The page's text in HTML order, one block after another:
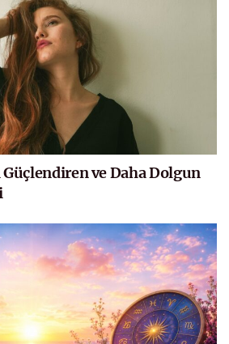
Güçlendiren ve Daha Dolgun